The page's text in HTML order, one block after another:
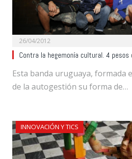
26/04/2012
Contra la hegemonía cultural. 4 pesos
Esta banda uruguaya, formada
de la autogestión su forma de…
INNOVACIÓN Y TICS